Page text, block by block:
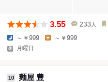
3.55 233 人
～￥999 ～￥999
月曜日
10 麺屋 豊